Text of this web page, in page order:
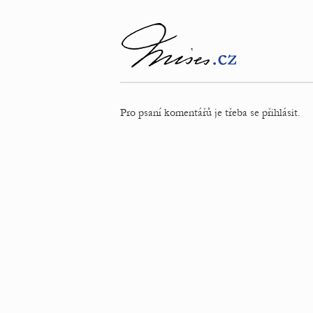
Pro psaní komentářů je třeba se přihlásit.